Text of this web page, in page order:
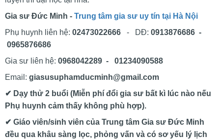
Gia sư Đức Minh - Trung tâm gia sư uy tín tại Hà Nội
Phụ huynh liên hệ: 02473022666 - DĐ: 0913876686 -
0965876686
Gia sư liên hệ: 0968042289 - 01234090588
Email: giasusuphamducminh@gmail.com
✔ Dạy thử 2 buổi (Miễn phí đổi gia sư bất kì lúc nào nếu
Phụ huynh cảm thấy không phù hợp).
✔ Giáo viên/sinh viên của Trung tâm Gia sư Đức Minh
đều qua khâu sàng lọc, phỏng vấn và có sơ yếu lý lịch